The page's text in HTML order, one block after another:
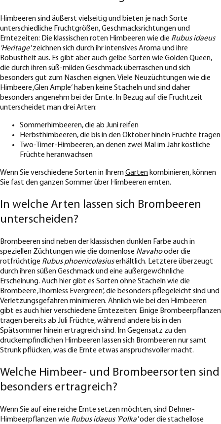
Himbeeren sind äußerst vielseitig und bieten je nach Sorte
unterschiedliche Fruchtgrößen, Geschmacksrichtungen und
Erntezeiten: Die klassischen roten Himbeeren wie die Rubus idaeus
'Heritage'zeichnen sich durch ihr intensives Aroma und ihre
Robustheit aus. Es gibt aber auch gelbe Sorten wie Golden Queen,
die durch ihren süß-milden Geschmack überraschen und sich
besonders gut zum Naschen eignen. Viele Neuzüchtungen wie die
Himbeere ‚Glen Ample‘ haben keine Stacheln und sind daher
besonders angenehm bei der Ernte. In Bezug auf die Fruchtzeit
unterscheidet man drei Arten:
Sommerhimbeeren, die ab Juni reifen
Herbsthimbeeren, die bis in den Oktober hinein Früchte tragen
Two-Timer-Himbeeren, an denen zwei Mal im Jahr köstliche
Früchte heranwachsen
Wenn Sie verschiedene Sorten in IhremGarten kombinieren, können
Sie fast den ganzen Sommer über Himbeeren ernten.
In welche Arten lassen sich Brombeeren
unterscheiden?
Brombeeren sind neben der klassischen dunklen Farbe auch in
speziellen Züchtungen wie die dornenlose Navahooder die
rotfrüchtige Rubus phoenicolasiuserhältlich. Letztere überzeugt
durch ihren süßen Geschmack und eine außergewöhnliche
Erscheinung. Auch hier gibt es Sorten ohne Stacheln wie die
Brombeere ‚Thornless Evergreen‘, die besonders pflegeleicht sind und
Verletzungsgefahren minimieren. Ähnlich wie bei den Himbeeren
gibt es auch hier verschiedene Erntezeiten: Einige Brombeerpflanzen
tragen bereits ab Juli Früchte, während andere bis in den
Spätsommer hinein ertragreich sind. Im Gegensatz zu den
druckempfindlichen Himbeeren lassen sich Brombeeren nur samt
Strunk pflücken, was die Ernte etwas anspruchsvoller macht.
Welche Himbeer- und Brombeersorten sind
besonders ertragreich?
Wenn Sie auf eine reiche Ernte setzen möchten, sind Dehner-
Himbeerpflanzen wie Rubus idaeus 'Polka'oder die stachellose